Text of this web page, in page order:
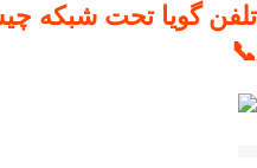
تلفن گویا تحت شبکه
📞